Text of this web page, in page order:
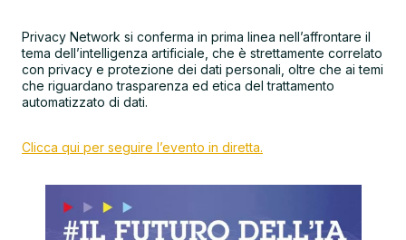
Privacy Network si conferma in prima linea nell’affrontare il
tema dell’intelligenza artificiale, che è strettamente correlato
con privacy e protezione dei dati personali, oltre che ai temi
che riguardano trasparenza ed etica del trattamento
automatizzato di dati.
Clicca qui per seguire l’evento in diretta.